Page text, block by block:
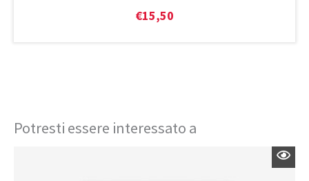
€15,50
Potresti essere interessato a